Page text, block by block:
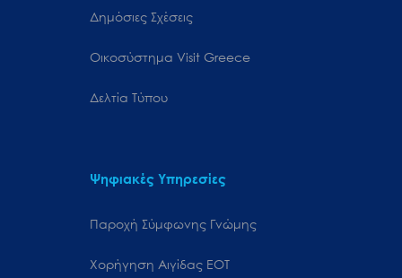
Δημόσιες Σχέσεις
Oικοσύστημα Visit Greece
Δελτία Τύπου
Ψηφιακές Υπηρεσίες
Παροχή Σύμφωνης Γνώμης
Χορήγηση Αιγίδας ΕΟΤ